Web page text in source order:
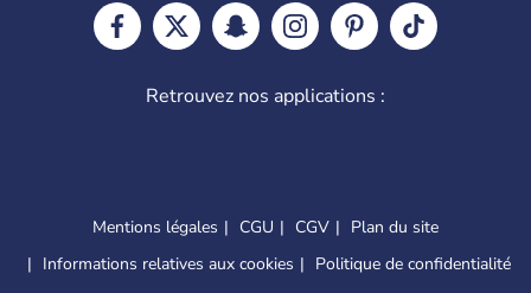
Retrouvez nos applications :
Mentions légales CGU CGV
Plan du site
Informations relatives aux cookies
Politique de confidentialité